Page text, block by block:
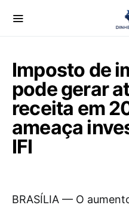
Imposto de
pode gerar
receita em
ameaça
IFI
BRASÍLIA — O